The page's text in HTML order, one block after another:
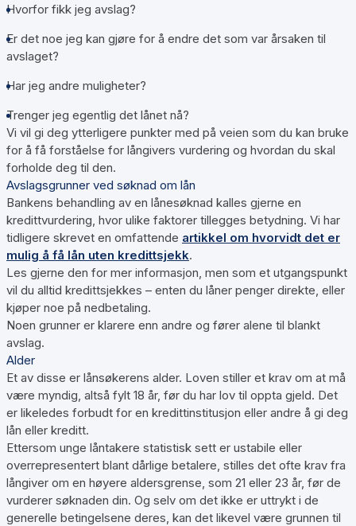
Hvorfor fikk jeg avslag?
Er det noe jeg kan gjøre for å endre det som var årsaken til
avslaget?
Har jeg andre muligheter?
Trenger jeg egentlig det lånet nå?
Vi vil gi deg ytterligere punkter med på veien som du kan bruke
for å få forståelse for långivers vurdering og hvordan du skal
forholde deg til den.
Avslagsgrunner ved søknad om lån
Bankens behandling av en lånesøknad kalles gjerne en
kredittvurdering, hvor ulike faktorer tillegges betydning. Vi har
tidligere skrevet en omfattende artikkel om hvorvidt det er
mulig å få lån uten kredittsjekk.
Les gjerne den for mer informasjon, men som et utgangspunkt
vil du alltid kredittsjekkes – enten du låner penger direkte, eller
kjøper noe på nedbetaling.
Noen grunner er klarere enn andre og fører alene til blankt
avslag.
Alder
Et av disse er lånsøkerens alder. Loven stiller et krav om at må
være myndig, altså fylt 18 år, før du har lov til oppta gjeld. Det
er likeledes forbudt for en kredittinstitusjon eller andre å gi deg
lån eller kreditt.
Ettersom unge låntakere statistisk sett er ustabile eller
overrepresentert blant dårlige betalere, stilles det ofte krav fra
långiver om en høyere aldersgrense, som 21 eller 23 år, før de
vurderer søknaden din. Og selv om det ikke er uttrykt i de
generelle betingelsene deres, kan det likevel være grunnen til